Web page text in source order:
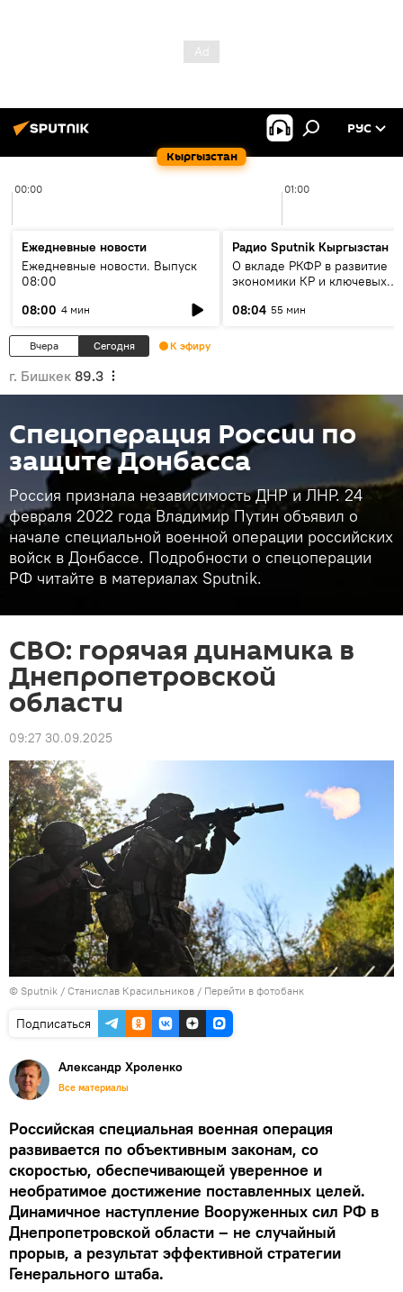
Кыргызстан
РУС
00:00 01:00
Ежедневные новости
Ежедневные новости. Выпуск
08:00
08:00 4 мин
Радио Sputnik Кыргызстан
О вкладе РКФР в развитие
экономики КР и ключевых
08:04 55 мин
Вчера Сегодня К эфиру
г. Бишкек 89.3
Спецоперация России по
защите Донбасса
Россия признала независимость ДНР и ЛНР. 24
февраля 2022 года Владимир Путин объявил о
начале специальной военной операции российских
войск в Донбассе. Подробности о спецоперации
РФ читайте в материалах Sputnik.
СВО: горячая динамика в
Днепропетровской
области
09:27 30.09.2025
© Sputnik / Станислав Красильников / Перейти в фотобанк
Подписаться
Александр Хроленко
Все материалы
Российская специальная военная операция
развивается по объективным законам, со
скоростью, обеспечивающей уверенное и
необратимое достижение поставленных целей.
Динамичное наступление Вооруженных сил РФ в
Днепропетровской области – не случайный
прорыв, а результат эффективной стратегии
Генерального штаба.